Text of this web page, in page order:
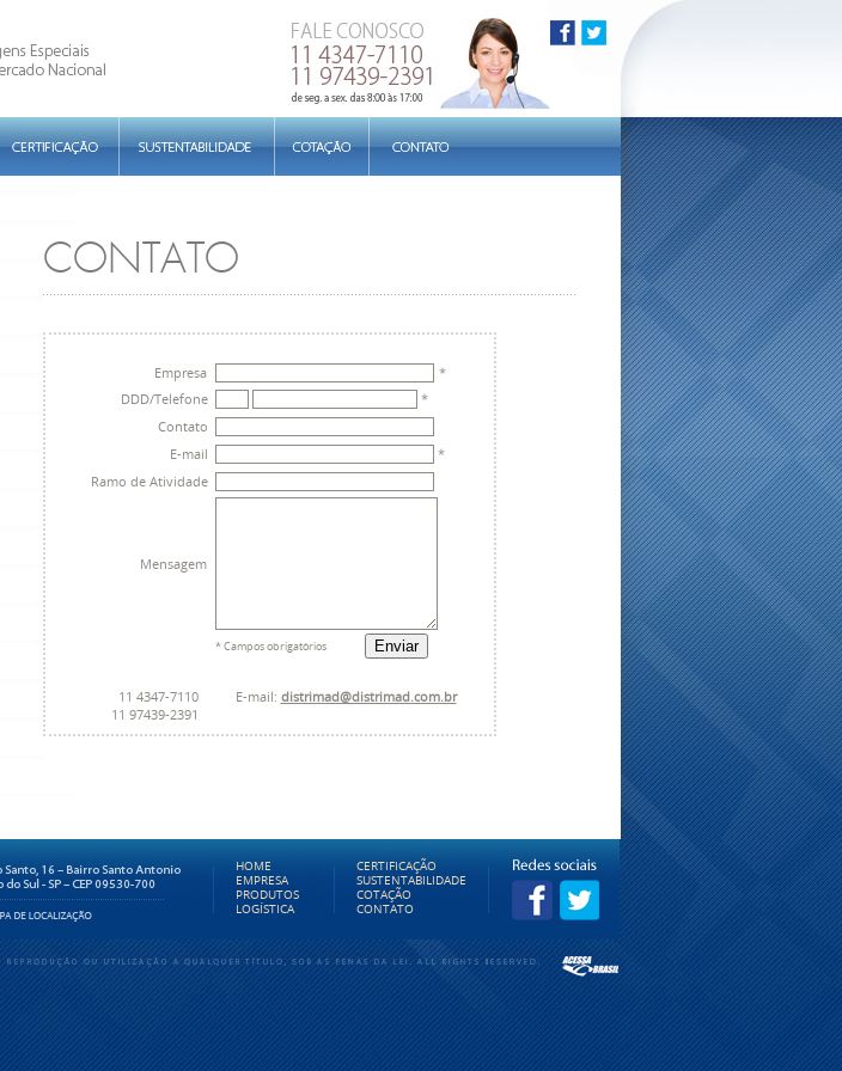
CONTATO
HOME
EMPRESA
PRODUTOS
LOGÍSTICA
CERTIFICAÇÃO
SUSTENTABILIDADE
COTAÇÃO
CONTATO